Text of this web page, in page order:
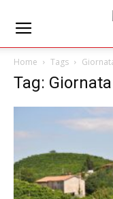
Home Tags
Tag: